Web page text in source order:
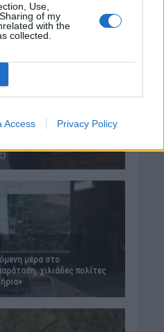
Use,
of my
with the
collected.
Access Privacy Policy